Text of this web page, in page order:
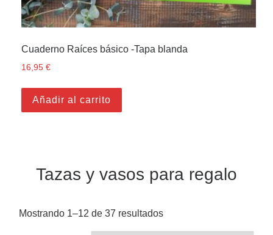
Cuaderno Raíces básico -Tapa blanda
16,95€
Añadir al carrito
Tazas y vasos para regalo
Mostrando 1–12 de 37 resultados